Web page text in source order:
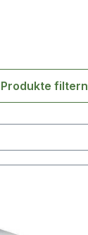
Produkte filtern